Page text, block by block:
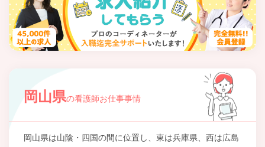
岡山県の看護師お仕事事情
岡山県は山陰・四国の間に位置し、東は兵庫県、西は広島